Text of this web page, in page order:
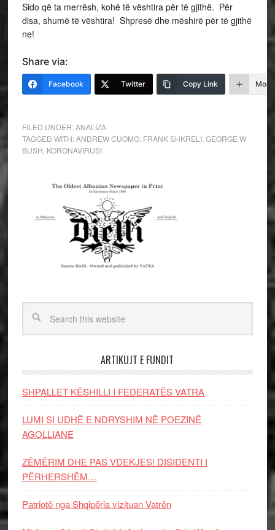
Sido që ta merrësh, kohë të vështira për të gjithë. Për
disa, shumë të vështira! Shpresë dhe mëshirë për të gjithë
ne!
Share via:
Facebook Twitter Copy Link More
FILED UNDER:ANALIZA
TAGGED WITH:ANDREW CUOMO, FRANK SHKRELI, GEORGE W
BUSH KORONAVIRUSI
ARTIKUJT E FUNDIT
SHPALLET KËSHILLI I FEDERATËS VATRA
LUMI SI UDHË E NDRYSHIM NË POEZINË
AGOLLIANE
ZËMËRIM DHE PAS VDEKJES! DISIDENTI I
PËRHERSHËM…
Patriotë nga Shqipëria vizituan Vatrën